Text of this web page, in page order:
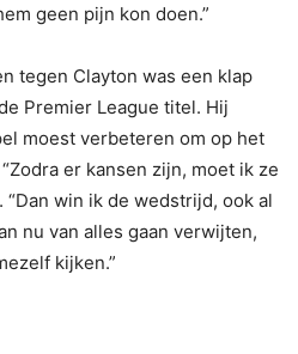
geen pijn kon doen.”
tegen Clayton was een klap
Premier League titel. Hij
moest verbeteren om op het
er kansen zijn, moet ik ze
“Dan win ik de wedstrijd, ook al
nu van alles gaan verwijten,
kijken.”